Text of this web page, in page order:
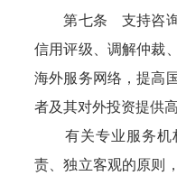
第七条 支持咨询
信用评级、调解仲裁
海外服务网络，提高
者及其对外投资提供
有关专业服务机
责、独立客观的原则